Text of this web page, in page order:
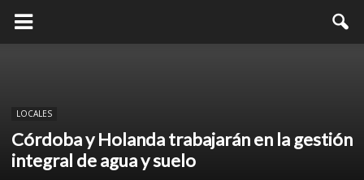
LOCALES
Córdoba y Holanda trabajarán en la gestión
integral de agua y suelo